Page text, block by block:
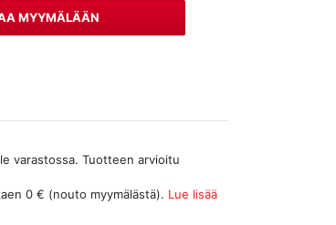
MYYMÄLÄÄN
varastossa. Tuotteen arvioitu
0 € (nouto myymälästä). Lue lisää